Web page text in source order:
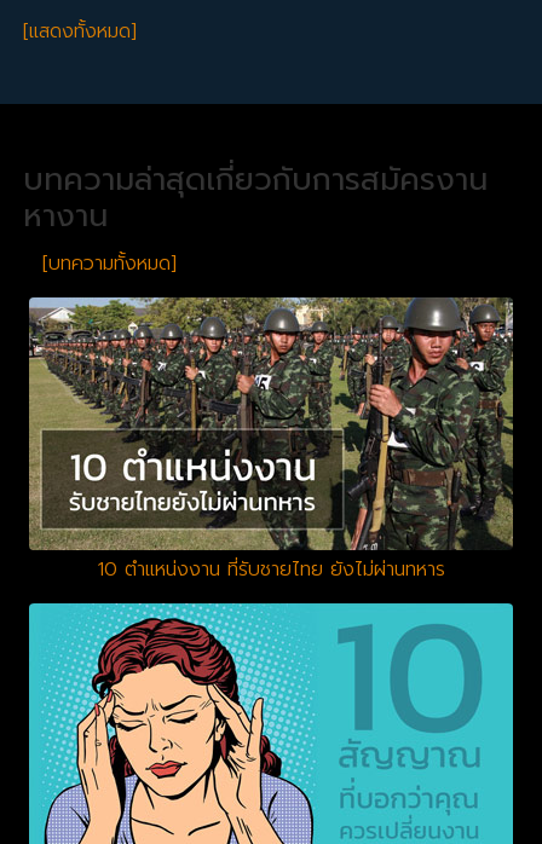
[แสดงทั้งหมด]
บทความล่าสุดเกี่ยวกับการสมัครงาน
หางาน
[บทความทั้งหมด]
10 ตำแหน่งงาน ที่รับชายไทย ยังไม่ผ่านทหาร